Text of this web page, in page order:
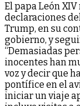
El papa León
declaraciones
Trump, en su
gobierno, y
“Demasiadas
inocentes han
voz y decir que
pontífice en el
iniciar un viaje